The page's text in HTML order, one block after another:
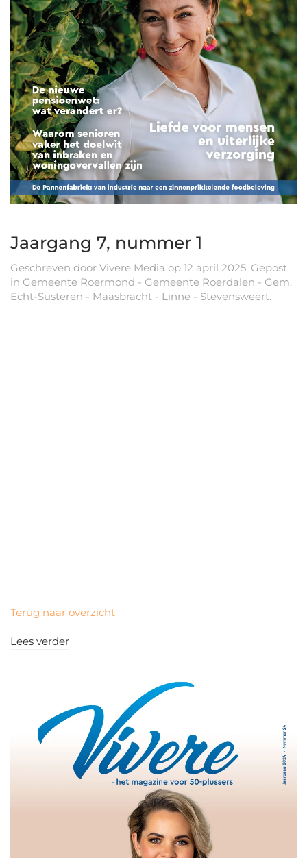
Jaargang 7, nummer 1
Geschreven door Vivere Media op 12 april 2025. Gepost
in Gemeente Roermond - Gemeente Roerdalen - Gem.
Echt-Susteren - Maasbracht - Linne - Stevensweert.
Terug naar overzicht
Lees verder